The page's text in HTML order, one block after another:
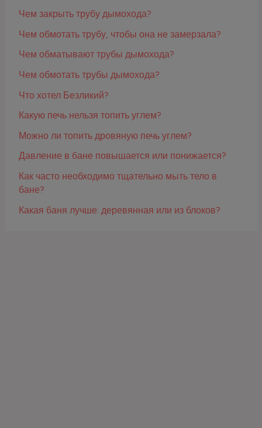
Чем закрыть трубу дымохода?
Чем обмотать трубу, чтобы она не замерзала?
Чем обматывают трубы дымохода?
Чем обмотать трубы дымохода?
Что хотел Безликий?
Какую печь нельзя топить углем?
Можно ли топить дровяную печь углем?
Давление в бане повышается или понижается?
Как часто необходимо тщательно мыть тело в
бане?
Какая баня лучше: деревянная или из блоков?